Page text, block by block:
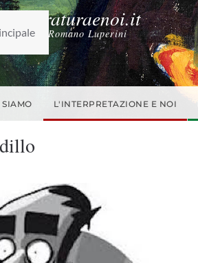
da Romano Luperini
L'INTERPRETAZIONE E NOI